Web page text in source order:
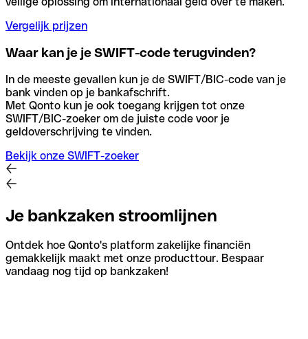
Vergelijk prijzen
Waar kan je je SWIFT-code terugvinden?
In de meeste gevallen kun je de SWIFT/BIC-code van je
bank vinden op je bankafschrift.
Met Qonto kun je ook toegang krijgen tot onze
SWIFT/BIC-zoeker om de juiste code voor je
geldoverschrijving te vinden.
Bekijk onze SWIFT-zoeker
Je bankzaken stroomlijnen
Ontdek hoe Qonto's platform zakelijke financiën
gemakkelijk maakt met onze producttour. Bespaar
vandaag nog tijd op bankzaken!